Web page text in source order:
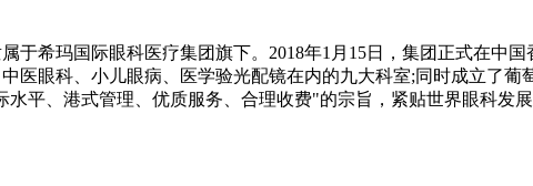
希玛国际眼科医疗集团旗下。2018年1月15日，集团正式在中国
医眼科、小儿眼病、医学验光配镜在内的九大科室;同时成立了
平、港式管理、优质服务、合理收费"的宗旨，紧贴世界眼科发